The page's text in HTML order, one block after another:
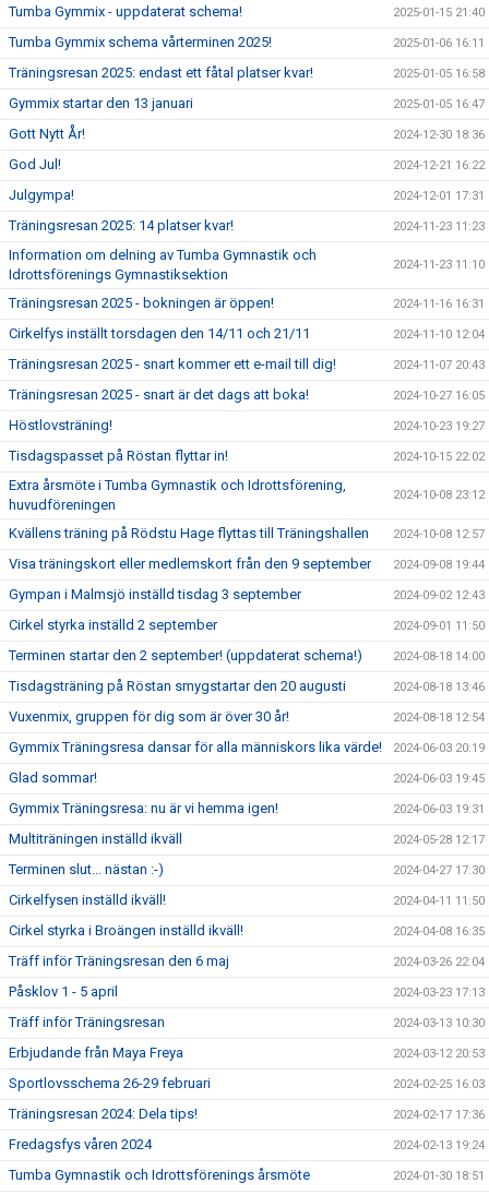
Tumba Gymmix - uppdaterat schema! 2025-01-15 21:40
Tumba Gymmix schema vårterminen 2025! 2025-01-06 16:11
Träningsresan 2025: endast ett fåtal platser kvar! 2025-01-05 16:58
Gymmix startar den 13 januari 2025-01-05 16:47
Gott Nytt År! 2024-12-30 18:36
God Jul! 2024-12-21 16:22
Julgympa! 2024-12-01 17:31
Träningsresan 2025: 14 platser kvar! 2024-11-23 11:23
Information om delning av Tumba Gymnastik och
Idrottsförenings Gymnastiksektion
2024-11-23 11:10
Träningsresan 2025 - bokningen är öppen! 2024-11-16 16:31
Cirkelfys inställt torsdagen den 14/11 och 21/11 2024-11-10 12:04
Träningsresan 2025 - snart kommer ett e-mail till dig! 2024-11-07 20:43
Träningsresan 2025 - snart är det dags att boka! 2024-10-27 16:05
Höstlovsträning! 2024-10-23 19:27
Tisdagspasset på Röstan flyttar in! 2024-10-15 22:02
Extra årsmöte i Tumba Gymnastik och Idrottsförening,
huvudföreningen
2024-10-08 23:12
Kvällens träning på Rödstu Hage flyttas till Träningshallen 2024-10-08 12:57
Visa träningskort eller medlemskort från den 9 september 2024-09-08 19:44
Gympan i Malmsjö inställd tisdag 3 september 2024-09-02 12:43
Cirkel styrka inställd 2 september 2024-09-01 11:50
Terminen startar den 2 september! (uppdaterat schema!) 2024-08-18 14:00
Tisdagsträning på Röstan smygstartar den 20 augusti 2024-08-18 13:46
Vuxenmix, gruppen för dig som är över 30 år! 2024-08-18 12:54
Gymmix Träningsresa dansar för alla människors lika värde! 2024-06-03 20:19
Glad sommar! 2024-06-03 19:45
Gymmix Träningsresa: nu är vi hemma igen! 2024-06-03 19:31
Multiträningen inställd ikväll 2024-05-28 12:17
Terminen slut... nästan :-) 2024-04-27 17:30
Cirkelfysen inställd ikväll! 2024-04-11 11:50
Cirkel styrka i Broängen inställd ikväll! 2024-04-08 16:35
Träff inför Träningsresan den 6 maj 2024-03-26 22:04
Påsklov 1 - 5 april 2024-03-23 17:13
Träff inför Träningsresan 2024-03-13 10:30
Erbjudande från Maya Freya 2024-03-12 20:53
Sportlovsschema 26-29 februari 2024-02-25 16:03
Träningsresan 2024: Dela tips! 2024-02-17 17:36
Fredagsfys våren 2024 2024-02-13 19:24
Tumba Gymnastik och Idrottsförenings årsmöte 2024-01-30 18:51